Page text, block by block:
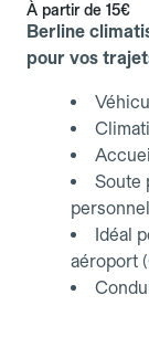
À partir de 15€
Berline
pour vos
Soute
Idéal
aéroport